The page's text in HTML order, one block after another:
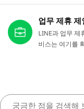
업무 제휴 제
LINE과 업무 제
비스는 여기를